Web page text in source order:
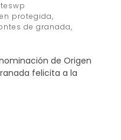
protegida,
de granada,
de Origen
felicita a la